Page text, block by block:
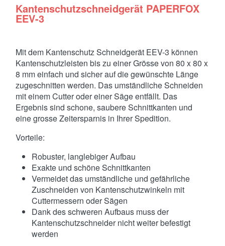
Kantenschutzschneidgerät PAPERFOX
EEV-3
Mit dem Kantenschutz Schneidgerät EEV-3 können
Kantenschutzleisten bis zu einer Grösse von 80 x 80 x
8 mm einfach und sicher auf die gewünschte Länge
zugeschnitten werden. Das umständliche Schneiden
mit einem Cutter oder einer Säge entfällt. Das
Ergebnis sind schone, saubere Schnittkanten und
eine grosse Zeitersparnis in Ihrer Spedition.
Vorteile:
Robuster, langlebiger Aufbau
Exakte und schöne Schnittkanten
Vermeidet das umständliche und gefährliche
Zuschneiden von Kantenschutzwinkeln mit
Cuttermessern oder Sägen
Dank des schweren Aufbaus muss der
Kantenschutzschneider nicht weiter befestigt
werden